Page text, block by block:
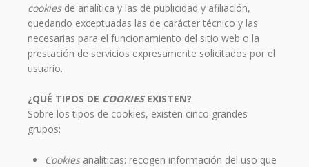
cookies de analítica y las de publicidad y afiliación,
quedando exceptuadas las de carácter técnico y las
necesarias para el funcionamiento del sitio web o la
prestación de servicios expresamente solicitados por el
usuario.
¿QUÉ TIPOS DE COOKIESEXISTEN?
Sobre los tipos de cookies, existen cinco grandes
grupos:
Cookies analíticas: recogen información del uso que